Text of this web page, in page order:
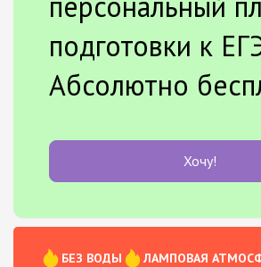
подготовки к
Абсолютно
Хочу!
БЕЗ ВОДЫ
ЛАМПОВАЯ